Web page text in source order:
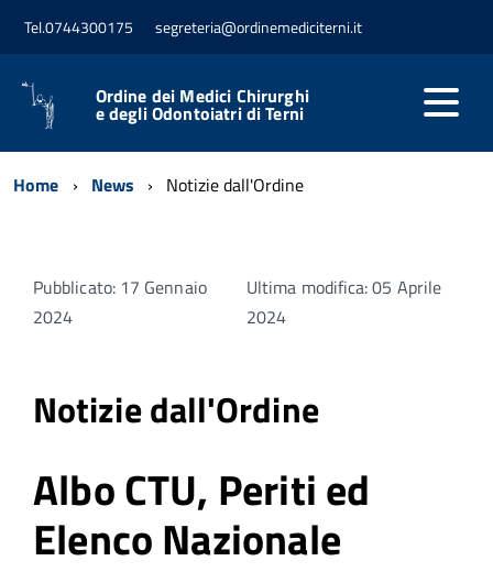
Tel.0744300175 segreteria@ordinemediciterni.it
Ordine dei Medici Chirurghi
e degli Odontoiatri di Terni
Home News Notizie dall'Ordine
Pubblicato: 17 Gennaio
2024
Ultima modifica: 05 Aprile
2024
Notizie dall'Ordine
Albo CTU, Periti ed
Elenco Nazionale